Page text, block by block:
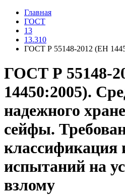
Главная
ГОСТ
13
13.310
ГОСТ Р 55148-2012 (ЕН
ГОСТ Р 55148-
14450:2005).
надежного
сейфы.
классификация
испытаний на
взлому